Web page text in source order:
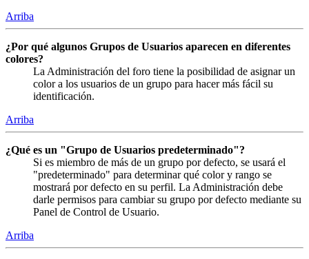
Arriba
¿Por qué algunos Grupos de Usuarios aparecen en diferentes
colores?
La Administración del foro tiene la posibilidad de asignar un
color a los usuarios de un grupo para hacer más fácil su
identificación.
Arriba
¿Qué es un "Grupo de Usuarios predeterminado"?
Si es miembro de más de un grupo por defecto, se usará el
"predeterminado" para determinar qué color y rango se
mostrará por defecto en su perfil. La Administración debe
darle permisos para cambiar su grupo por defecto mediante su
Panel de Control de Usuario.
Arriba